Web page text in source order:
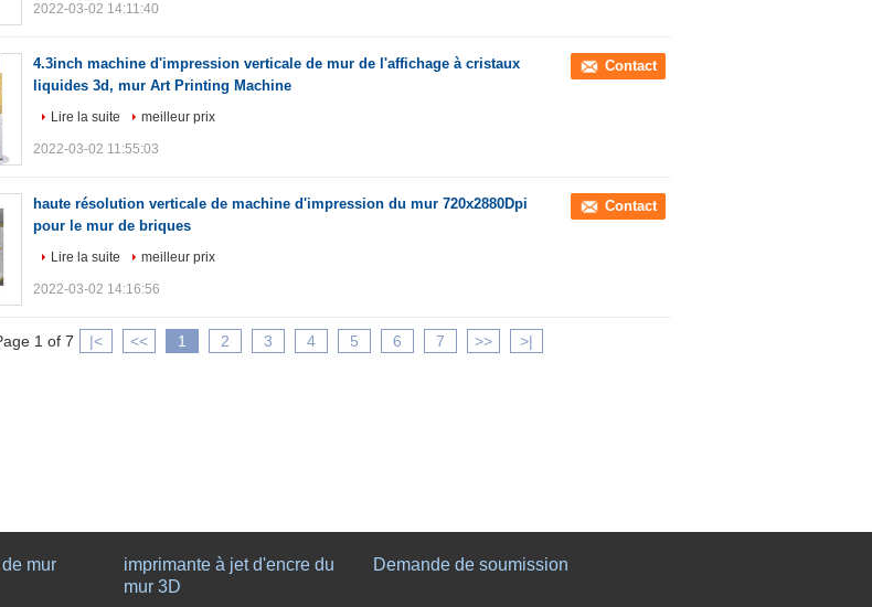
2022-03-02 14:11:40
4.3inch machine d'impression verticale de mur de l'affichage à cristaux
liquides 3d, mur Art Printing Machine
Contact
Lire la suite meilleur prix
2022-03-02 11:55:03
haute résolution verticale de machine d'impression du mur 720x2880Dpi
pour le mur de briques
Contact
Lire la suite meilleur prix
2022-03-02 14:16:56
1 of 7 |< << 1 2 3 4 5 6 7 >> >|
mur
imprimante à jet d'encre du
mur 3D
Demande de soumission